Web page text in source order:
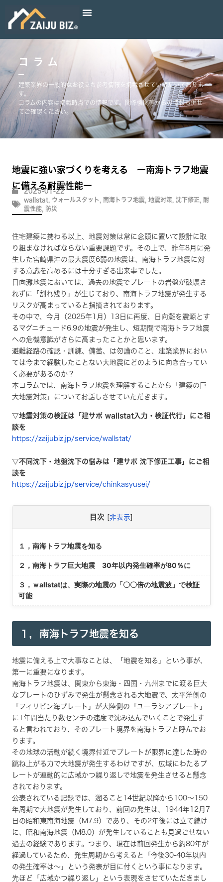
コラム
建築業界の一般的なお役立ち参考情報を掲載させていただいておりま
す。
コラムの内容は掲載時点での情報です。関係機関等からの情報も併せ
てご確認ください。
地震に強い家づくりを考える ー南海トラフ地震
に備える耐震性能ー
2025-01-22
wallstat
ウォールスタット 南海トラフ地震 ,地震対策 ,沈下修正
耐
震性能
防災
住宅建築に携わる以上、地震対策は常に念頭に置いて設計に取
り組まなければならない重要課題です。その上で、昨年8月に発
生した宮崎県沖の最大震度6弱の地震は、南海トラフ地震に対
する意識を高めるには十分すぎる出来事でした。
日向灘地震においては、過去の地震でプレートの岩盤が破壊さ
れずに「割れ残り」が生じており、南海トラフ地震が発生する
リスクが高まっていると指摘されております。
その中で、今月（2025年1月）13日に再度、日向灘を震源とす
るマグニチュード6.9の地震が発生し、短期間で南海トラフ地震
への危機意識がさらに高まったことかと思います。
避難経路の確認・訓練、備蓄、は勿論のこと、建築業界におい
ては今まで経験したことない大地震にどのように向き合ってい
く必要があるのか？
本コラムでは、南海トラフ地震を理解することから「建築の巨
大地震対策」についてお話しさせていただきます。
▽地震対策の検証は「建サポ wallstat入力・検証代行」にご相
談を
https://zaijubiz.jp/service/wallstat/
▽不同沈下・地盤沈下の悩みは「建サポ 沈下修正工事」にご相
談を
https://zaijubiz.jp/service/chinkasyusei/
目次 [非表示]
１，南海トラフ地震を知る
２，南海トラフ巨大地震 30年以内発生確率が80％に
３，ｗallstatは、実際の地震の「〇〇倍の地震波」で検証
可能
１， 南海トラフ地震を知る
地震に備える上で大事なことは、「地震を知る」という事が、
第一に重要になります。
南海トラフ地震は、関東から東海・四国・九州までに渡る巨大
なプレートのひずみで発生が懸念される大地震で、太平洋側の
「フィリピン海プレート」が大陸側の「ユーラシアプレート」
に1年間当たり数センチの速度で沈み込んでいくことで発生す
ると言われており、そのプレート境界を南海トラフと呼んでお
ります。
その地球の活動が続く境界付近でプレートが限界に達した時の
跳ね上がる力で大地震が発生するわけですが、広域にわたるプ
レートが連動的に広域かつ繰り返しで地震を発生させると懸念
されております。
公表されている記録では、遡ること14世紀以降から100～150
年周期で大地震が発生しており、前回の発生は、1944年12月7
日の昭和東南海地震（M7.9）であり、その2年後には立て続け
に、昭和南海地震（M8.0）が発生していることも見過ごせない
過去の経験であります。つまり、現在は前回発生から約80年が
経過しているため、発生周期から考えると「今後30-40年以内
の発生確率は～」という発表が目に付くという事になります。
先ほど「広域かつ繰り返し」という表現をさせていただきまし